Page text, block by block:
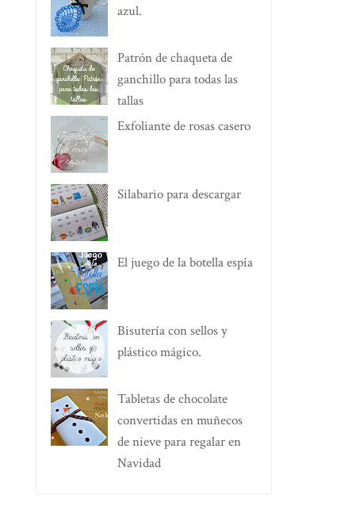
azul.
Patrón de chaqueta de
ganchillo para todas las
tallas
Exfoliante de rosas casero
Silabario para descargar
El juego de la botella espía
Bisutería con sellos y
plástico mágico.
Tabletas de chocolate
convertidas en muñecos
de nieve para regalar en
Navidad